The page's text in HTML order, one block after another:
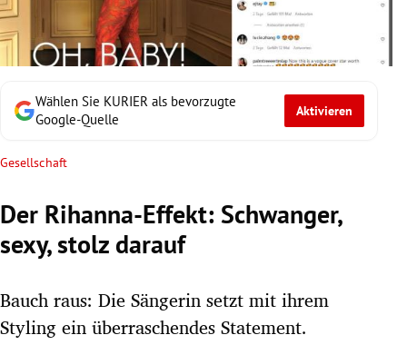
Untermenü
Untermenü
Untermenü
Untermenü
Untermenü
Untermenü
Wählen Sie KURIER als bevorzugte
Google-Quelle
Aktivieren
Gesellschaft
Der Rihanna-Effekt: Schwanger,
sexy, stolz darauf
Bauch raus: Die Sängerin setzt mit ihrem
Styling ein überraschendes Statement.